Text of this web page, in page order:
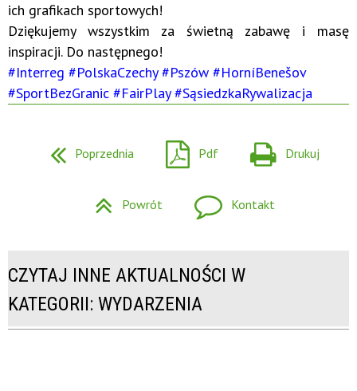
ich grafikach sportowych!
Dziękujemy wszystkim za świetną zabawę i masę
inspiracji. Do następnego!
#Interreg #PolskaCzechy #Pszów #HorníBenešov
#SportBezGranic #FairPlay #SąsiedzkaRywalizacja
Poprzednia Pdf Drukuj
Powrót Kontakt
CZYTAJ INNE AKTUALNOŚCI W
KATEGORII: WYDARZENIA